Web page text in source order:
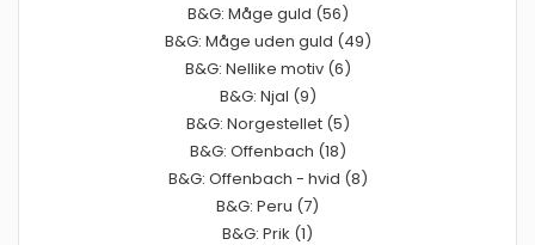
B&G: Måge guld (56)
B&G: Måge uden guld (49)
B&G: Nellike motiv (6)
B&G: Njal (9)
B&G: Norgestellet (5)
B&G: Offenbach (18)
B&G: Offenbach - hvid (8)
B&G: Peru (7)
B&G: Prik (1)